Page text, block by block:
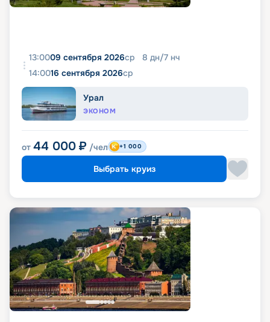
13:0009 сентября 2026ср 8 дн/7 нч
14:0016 сентября 2026ср
Урал
ЭКОНОМ
от 44 000 ₽ /чел +1 000
Выбрать круиз